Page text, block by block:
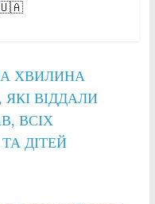
ХВИЛИНА
ВІДДАЛИ
ВСІХ
ДІТЕЙ